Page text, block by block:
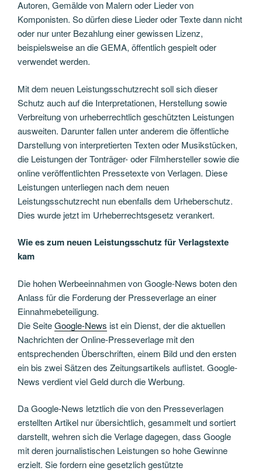
Autoren, Gemälde von Malern oder Lieder von
Komponisten. So dürfen diese Lieder oder Texte dann nicht
oder nur unter Bezahlung einer gewissen Lizenz,
beispielsweise an die GEMA, öffentlich gespielt oder
verwendet werden.
Mit dem neuen Leistungsschutzrecht soll sich dieser
Schutz auch auf die Interpretationen, Herstellung sowie
Verbreitung von urheberrechtlich geschützten Leistungen
ausweiten. Darunter fallen unter anderem die öffentliche
Darstellung von interpretierten Texten oder Musikstücken,
die Leistungen der Tonträger- oder Filmhersteller sowie die
online veröffentlichten Pressetexte von Verlagen. Diese
Leistungen unterliegen nach dem neuen
Leistungsschutzrecht nun ebenfalls dem Urheberschutz.
Dies wurde jetzt im Urheberrechtsgesetz verankert.
Wie es zum neuen Leistungsschutz für Verlagstexte
kam
Die hohen Werbeeinnahmen von Google-News boten den
Anlass für die Forderung der Presseverlage an einer
Einnahmebeteiligung.
Die SeiteGoogle-News ist ein Dienst, der die aktuellen
Nachrichten der Online-Presseverlage mit den
entsprechenden Überschriften, einem Bild und den ersten
ein bis zwei Sätzen des Zeitungsartikels auflistet. Google-
News verdient viel Geld durch die Werbung.
Da Google-News letztlich die von den Presseverlagen
erstellten Artikel nur übersichtlich, gesammelt und sortiert
darstellt, wehren sich die Verlage dagegen, dass Google
mit deren journalistischen Leistungen so hohe Gewinne
erzielt. Sie fordern eine gesetzlich gestützte